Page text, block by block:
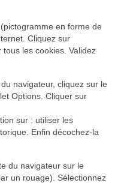
en forme de
Cliquez sur
les cookies. Validez
navigateur, cliquez sur le
Options. Cliquer sur
sur : utiliser les
Enfin décochez-la
du navigateur sur le
un rouage). Sélectionnez